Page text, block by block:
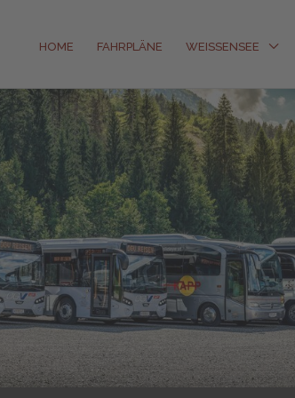
HOME FAHRPLÄNE WEISSENSEE